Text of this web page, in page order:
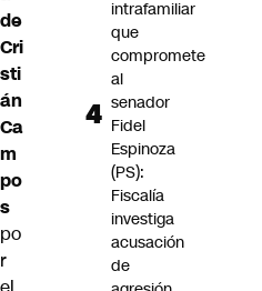
de
Cri
sti
án
Ca
m
po
s
po
r
intrafamiliar
que
compromete
al
senador
Fidel
Espinoza
(PS):
Fiscalía
investiga
acusación
de